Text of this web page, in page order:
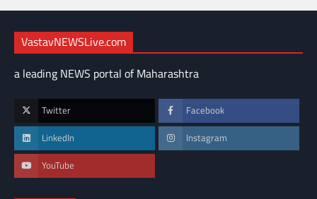
VastavNEWSLive.com
a leading NEWS portal of Maharashtra
Twitter Facebook
LinkedIn Instagram
YouTube